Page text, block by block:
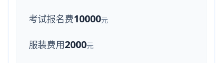
考试报名费10000元
服装费用2000元